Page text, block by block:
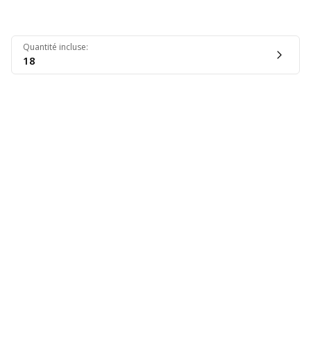
Quantité incluse:
18